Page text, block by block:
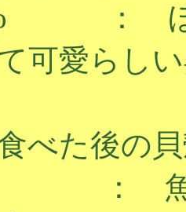
： ほら
可愛らし
べた後の
： 魚の